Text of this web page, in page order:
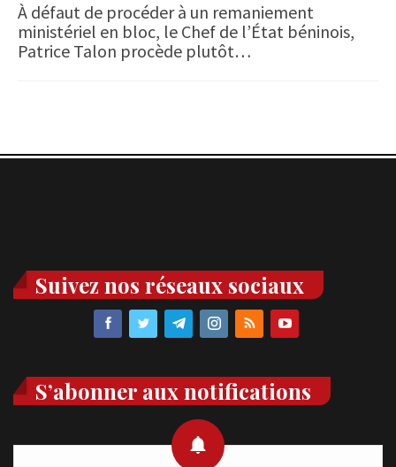
À défaut de procéder à un remaniement
ministériel en bloc, le Chef de l’État béninois,
Patrice Talon procède plutôt…
Suivez nos réseaux sociaux
S’abonner aux notifications